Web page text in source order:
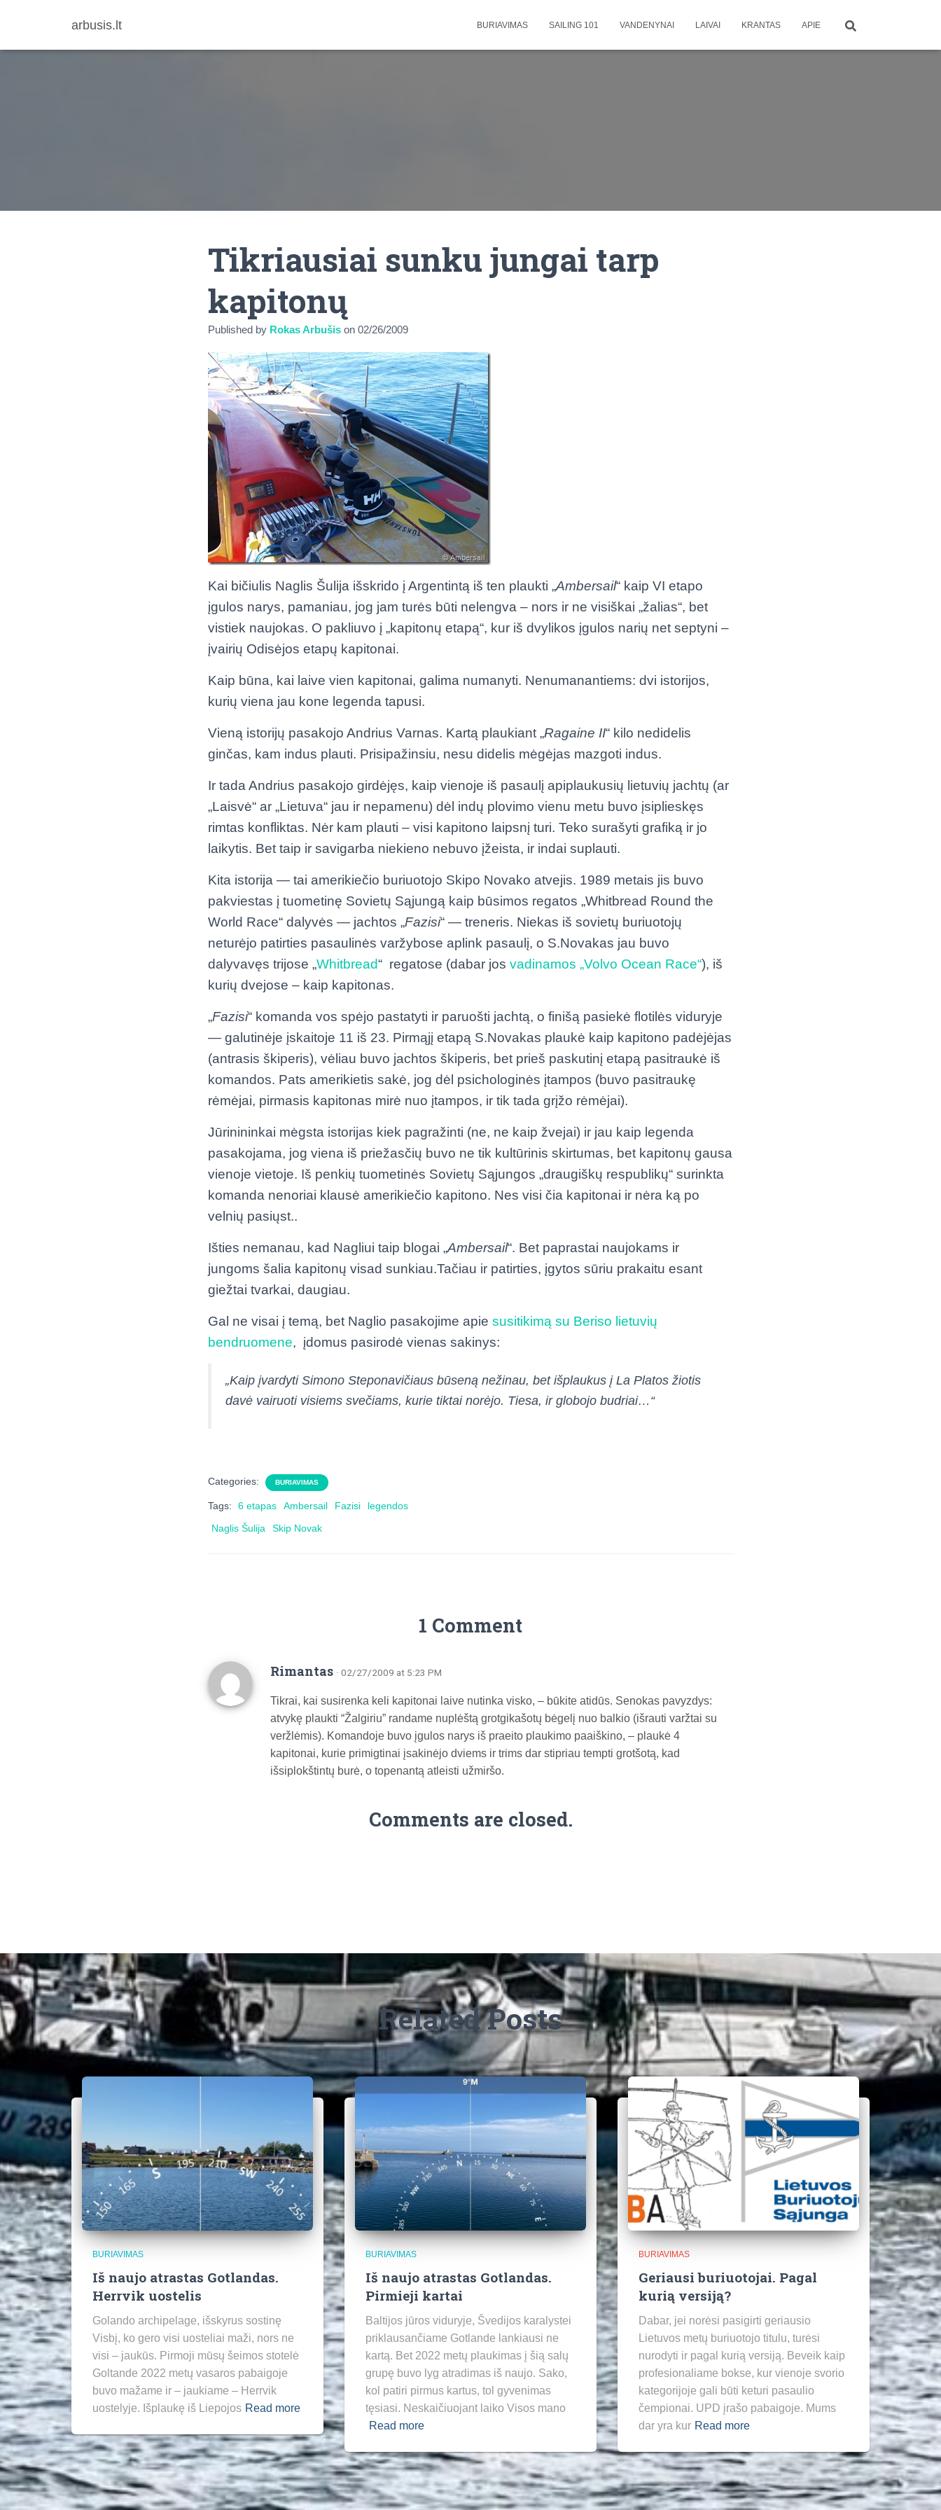
arbusis.lt BURIAVIMAS SAILING 101 VANDENYNAI LAIVAI KRANTAS APIE
Tikriausiai sunku jungai tarp
kapitonų
Published by Rokas Arbušis on 02/26/2009
Kai bičiulis Naglis Šulija išskrido į Argentintą iš ten plaukti „Ambersail“ kaip VI etapo
įgulos narys, pamaniau, jog jam turės būti nelengva – nors ir ne visiškai „žalias“, bet
vistiek naujokas. O pakliuvo į „kapitonų etapą“, kur iš dvylikos įgulos narių net septyni –
įvairių Odisėjos etapų kapitonai.
Kaip būna, kai laive vien kapitonai, galima numanyti. Nenumanantiems: dvi istorijos,
kurių viena jau kone legenda tapusi.
Vieną istorijų pasakojo Andrius Varnas. Kartą plaukiant „Ragaine II“ kilo nedidelis
ginčas, kam indus plauti. Prisipažinsiu, nesu didelis mėgėjas mazgoti indus.
Ir tada Andrius pasakojo girdėjęs, kaip vienoje iš pasaulį apiplaukusių lietuvių jachtų (ar
„Laisvė“ ar „Lietuva“ jau ir nepamenu) dėl indų plovimo vienu metu buvo įsiplieskęs
rimtas konfliktas. Nėr kam plauti – visi kapitono laipsnį turi. Teko surašyti grafiką ir jo
laikytis. Bet taip ir savigarba niekieno nebuvo įžeista, ir indai suplauti.
Kita istorija — tai amerikiečio buriuotojo Skipo Novako atvejis. 1989 metais jis buvo
pakviestas į tuometinę Sovietų Sąjungą kaip būsimos regatos „Whitbread Round the
World Race“ dalyvės — jachtos „Fazisi“ — treneris. Niekas iš sovietų buriuotojų
neturėjo patirties pasaulinės varžybose aplink pasaulį, o S.Novakas jau buvo
dalyvavęs trijose „Whitbread“ regatose (dabar jos vadinamos „Volvo Ocean Race“), iš
kurių dvejose – kaip kapitonas.
„Fazisi“ komanda vos spėjo pastatyti ir paruošti jachtą, o finišą pasiekė flotilės viduryje
— galutinėje įskaitoje 11 iš 23. Pirmąjį etapą S.Novakas plaukė kaip kapitono padėjėjas
(antrasis škiperis), vėliau buvo jachtos škiperis, bet prieš paskutinį etapą pasitraukė iš
komandos. Pats amerikietis sakė, jog dėl psichologinės įtampos (buvo pasitraukę
rėmėjai, pirmasis kapitonas mirė nuo įtampos, ir tik tada grįžo rėmėjai).
Jūrinininkai mėgsta istorijas kiek pagražinti (ne, ne kaip žvejai) ir jau kaip legenda
pasakojama, jog viena iš priežasčių buvo ne tik kultūrinis skirtumas, bet kapitonų gausa
vienoje vietoje. Iš penkių tuometinės Sovietų Sąjungos „draugiškų respublikų“ surinkta
komanda nenoriai klausė amerikiečio kapitono. Nes visi čia kapitonai ir nėra ką po
velnių pasiųst..
Išties nemanau, kad Nagliui taip blogai „Ambersail“. Bet paprastai naujokams ir
jungoms šalia kapitonų visad sunkiau.Tačiau ir patirties, įgytos sūriu prakaitu esant
giežtai tvarkai, daugiau.
Gal ne visai į temą, bet Naglio pasakojime apie susitikimą su Beriso lietuvių
bendruomene, įdomus pasirodė vienas sakinys:
„Kaip įvardyti Simono Steponavičiaus būseną nežinau, bet išplaukus į La Platos žiotis
davė vairuoti visiems svečiams, kurie tiktai norėjo. Tiesa, ir globojo budriai…“
Categories: BURIAVIMAS
Tags: 6 etapas Ambersail Fazisi
legendos
Naglis Šulija
Skip Novak
1 Comment
Rimantas · 02/27/2009 at 5:23 PM
Tikrai, kai susirenka keli kapitonai laive nutinka visko, – būkite atidūs. Senokas pavyzdys:
atvykę plaukti “Žalgiriu” randame nuplėštą grotgikašotų bėgelį nuo balkio (išrauti varžtai su
veržlėmis). Komandoje buvo įgulos narys iš praeito plaukimo paaiškino, – plaukė 4
kapitonai, kurie primigtinai įsakinėjo dviems ir trims dar stipriau tempti grotšotą, kad
išsiplokštintų burė, o topenantą atleisti užmiršo.
Comments are closed.
Related Posts
BURIAVIMAS
Iš naujo atrastas Gotlandas.
Herrvik uostelis
Golando archipelage, išskyrus sostinę
Visbį, ko gero visi uosteliai maži, nors ne
visi – jaukūs. Pirmoji mūsų šeimos stotelė
Goltande 2022 metų vasaros pabaigoje
buvo mažame ir – jaukiame – Herrvik
uostelyje. Išplaukę iš Liepojos Read more
BURIAVIMAS
Iš naujo atrastas Gotlandas.
Pirmieji kartai
Baltijos jūros viduryje, Švedijos karalystei
priklausančiame Gotlande lankiausi ne
kartą. Bet 2022 metų plaukimas į šią salų
grupę buvo lyg atradimas iš naujo. Sako,
kol patiri pirmus kartus, tol gyvenimas
tęsiasi. Neskaičiuojant laiko Visos mano
Read more
BURIAVIMAS
Geriausi buriuotojai. Pagal
kurią versiją?
Dabar, jei norėsi pasigirti geriausio
Lietuvos metų buriuotojo titulu, turėsi
nurodyti ir pagal kurią versiją. Beveik kaip
profesionaliame bokse, kur vienoje svorio
kategorijoje gali būti keturi pasaulio
čempionai. UPD įrašo pabaigoje. Mums
dar yra kur Read more